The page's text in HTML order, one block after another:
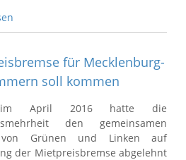
für Mecklenburg-
soll kommen
April 2016 hatte die
den gemeinsamen
Grünen und Linken auf
der Mietpreisbremse abgelehnt